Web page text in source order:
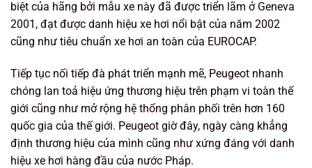
biệt của hãng bởi mẫu xe này đã được triển lãm ở Geneva
2001, đạt được danh hiệu xe hơi nổi bật của năm 2002
cũng như tiêu chuẩn xe hơi an toàn của EUROCAP.
Tiếp tục nối tiếp đà phát triển mạnh mẽ, Peugeot nhanh
chóng lan toả hiệu ứng thương hiệu trên phạm vi toàn thế
giới cũng như mở rộng hệ thống phân phối trên hơn 160
quốc gia của thế giới. Peugeot giờ đây, ngày càng khẳng
định thương hiệu của mình cũng như xứng đáng với danh
hiệu xe hơi hàng đầu của nước Pháp.